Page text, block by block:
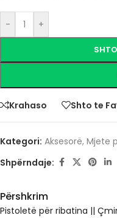
- +
Krahaso Shto te
Kategori: Aksesorë, Mjete
Shpërndaje:
Përshkrim
Pistoletë për ribatina ||